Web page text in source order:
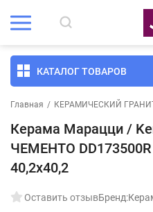
КАТАЛОГ ТОВАРОВ
Главная / КЕРАМИЧЕСКИЙ
Керама Марацци /
ЧЕМЕНТО
40,2x40,2
Оставить отзывБренд: